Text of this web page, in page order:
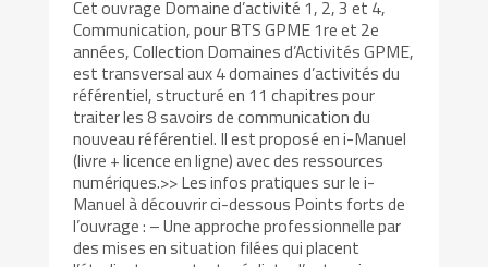
Cet ouvrage Domaine d’activité 1, 2, 3 et 4,
Communication, pour BTS GPME 1re et 2e
années, Collection Domaines d’Activités GPME,
est transversal aux 4 domaines d’activités du
référentiel, structuré en 11 chapitres pour
traiter les 8 savoirs de communication du
nouveau référentiel. Il est proposé en i-Manuel
(livre + licence en ligne) avec des ressources
numériques.>> Les infos pratiques sur le i-
Manuel à découvrir ci-dessous Points forts de
l’ouvrage : – Une approche professionnelle par
des mises en situation filées qui placent